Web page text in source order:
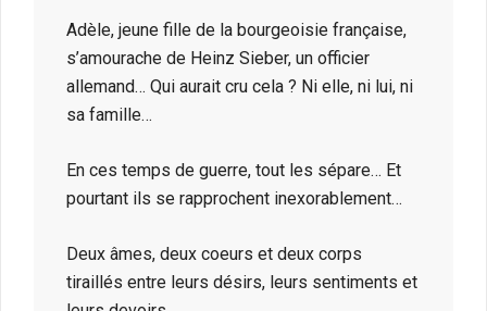
Adèle, jeune fille de la bourgeoisie française,
s’amourache de Heinz Sieber, un officier
allemand… Qui aurait cru cela ? Ni elle, ni lui, ni
sa famille…
En ces temps de guerre, tout les sépare… Et
pourtant ils se rapprochent inexorablement…
Deux âmes, deux coeurs et deux corps
tiraillés entre leurs désirs, leurs sentiments et